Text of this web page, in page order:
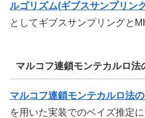
ルゴリズム(ギブスサンプリン
としてギブスサンプリングと
マルコフ連鎖モンテカルロ法
マルコフ連鎖モンテカルロ法
を用いた実装でのベイズ推定に